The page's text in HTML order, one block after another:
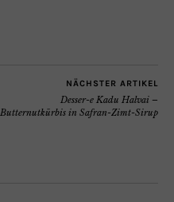
NÄCHSTER ARTIKEL
Desser-e Kadu Halvai –
Butternutkürbis in Safran-Zimt-Sirup